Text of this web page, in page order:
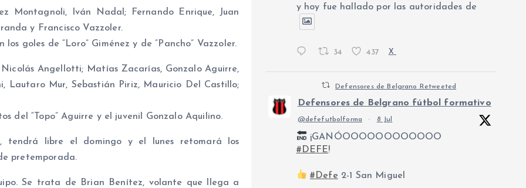
Montagnoli, Iván Nadal; Fernando Enrique, Juan
y Francisco Vazzoler.
goles de “Loro” Giménez y de “Pancho” Vazzoler.
Angellotti; Matías Zacarías, Gonzalo Aguirre,
Lautaro Mur, Sebastián Piriz, Mauricio Del Castillo;
del “Topo” Aguirre y el juvenil Gonzalo Aquilino.
tendrá libre el domingo y el lunes retomará los
pretemporada.
Se trata de Brian Benítez, volante que llega a
y hoy fue hallado por las autoridades de
34 437 X
Defensores de Belgrano Retweeted
Defensores de Belgrano fútbol formativo
@defefutbolforma · 8 Jul
¡GANÓOOOOOOOOOOOO
#DEFE!
#Defe 2-1 San Miguel